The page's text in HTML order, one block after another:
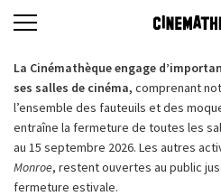
La Cinémathèque engage
ses salles de cinéma, comprenant
l’ensemble des fauteuils et des
entraîne la fermeture de toutes les
au 15 septembre 2026. Les autres
Monroe, restent ouvertes au public
fermeture estivale.